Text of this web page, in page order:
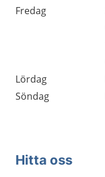
Fredag
Lördag
Söndag
Hitta oss